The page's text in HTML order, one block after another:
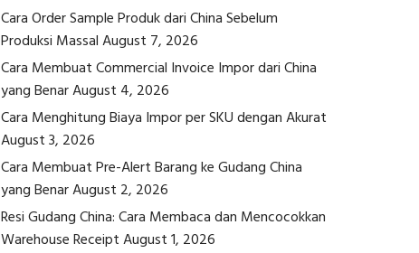
Cara Order Sample Produk dari China Sebelum
Produksi MassalAugust 7, 2026
Cara Membuat Commercial Invoice Impor dari China
yang BenarAugust 4, 2026
Cara Menghitung Biaya Impor per SKU dengan Akurat
August 3, 2026
Cara Membuat Pre-Alert Barang ke Gudang China
yang BenarAugust 2, 2026
Resi Gudang China: Cara Membaca dan Mencocokkan
Warehouse ReceiptAugust 1, 2026